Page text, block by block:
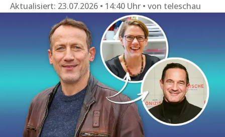
Aktualisiert: 23.07.2026 • 14:40 Uhr von teleschau